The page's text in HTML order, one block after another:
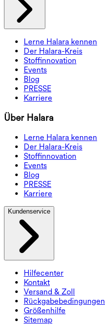
Lerne Halara kennen
Der Halara-Kreis
Stoffinnovation
Events
Blog
PRESSE
Karriere
Über Halara
Lerne Halara kennen
Der Halara-Kreis
Stoffinnovation
Events
Blog
PRESSE
Karriere
Kundenservice
Hilfecenter
Kontakt
Versand & Zoll
Rückgabebedingungen
Größenhilfe
Sitemap